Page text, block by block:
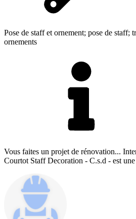
Pose de staff et ornement; pose de staff;
ornements
Vous faites un projet de rénovation...
Courtot Staff Decoration - C.s.d - est une